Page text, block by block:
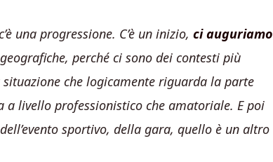
una progressione. C’è un inizio, ci auguriamo
perché ci sono dei contesti più
situazione che logicamente riguarda la parte
livello professionistico che amatoriale. E poi
sportivo, della gara, quello è un altro